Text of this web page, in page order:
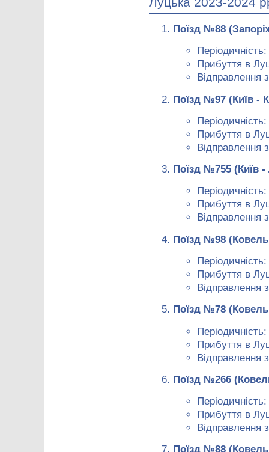
Поїзд №88
Прибуття в
Відправлення
Поїзд №97 (Київ -
Прибуття в
Відправлення
Поїзд №755 (Київ -
Прибуття в
Відправлення
Поїзд №98 (Ковель
Прибуття в
Відправлення
Поїзд №78
Прибуття в
Відправлення
Поїзд №266
Прибуття в
Відправлення
Поїзд №88